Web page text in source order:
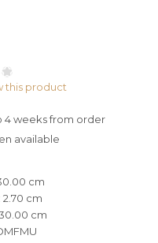
this product
4 weeks from order
cm
2.70 cm
cm